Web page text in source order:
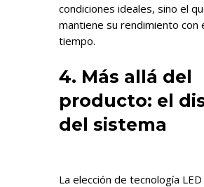
condiciones ideales, sino el
mantiene su rendimiento con
tiempo.
4. Más allá del
producto: el
del sistema
La elección de tecnología